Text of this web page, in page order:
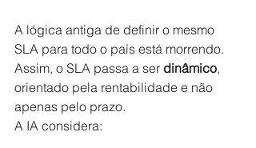
A lógica antiga de definir o mesmo
SLA para todo o país está morrendo.
Assim, o SLA passa a ser dinâmico,
orientado pela rentabilidade e não
apenas pelo prazo.
A IA considera: